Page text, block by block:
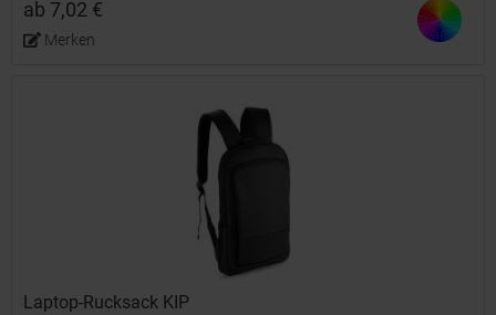
ab 7,02 €
Merken
Laptop-Rucksack KIP